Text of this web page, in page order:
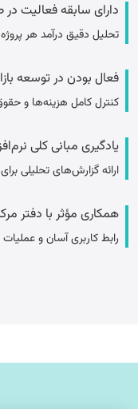
دارای سابقه فعالیت در
تحلیل دقیق درآمد هر
فعال بودن در توسعه
کنترل کامل هزینه‌ها و
یادگیری مبانی کلی
ارائه گزارش‌های تحلیلی
همکاری مؤثر با دفتر
رابط کاربری آسان و